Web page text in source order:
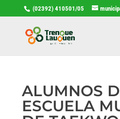
(02392) 410501/05
ALUMNOS
ESCUELA